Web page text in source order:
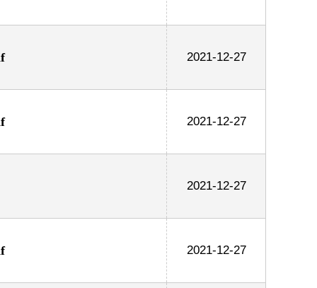
2021-12-27
2021-12-27
2021-12-27
2021-12-27